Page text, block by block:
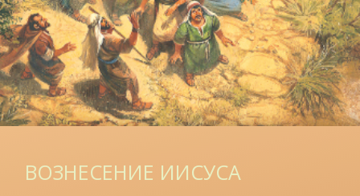
ВОЗНЕСЕНИЕ ИИСУСА